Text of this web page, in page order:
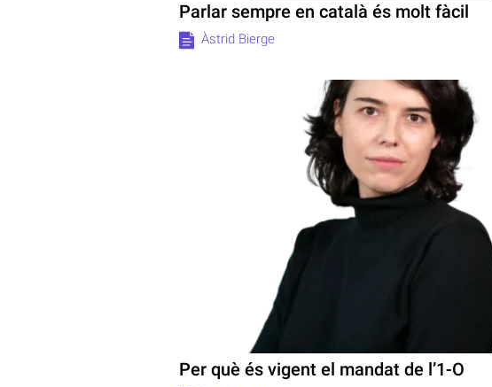
Parlar sempre en català és molt fàcil
Àstrid Bierge
Per què és vigent el mandat de l’1-O